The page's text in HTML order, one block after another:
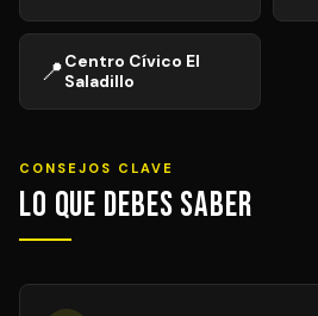
📍Centro Cívico El
Saladillo
CONSEJOS CLAVE
Lo que debes saber